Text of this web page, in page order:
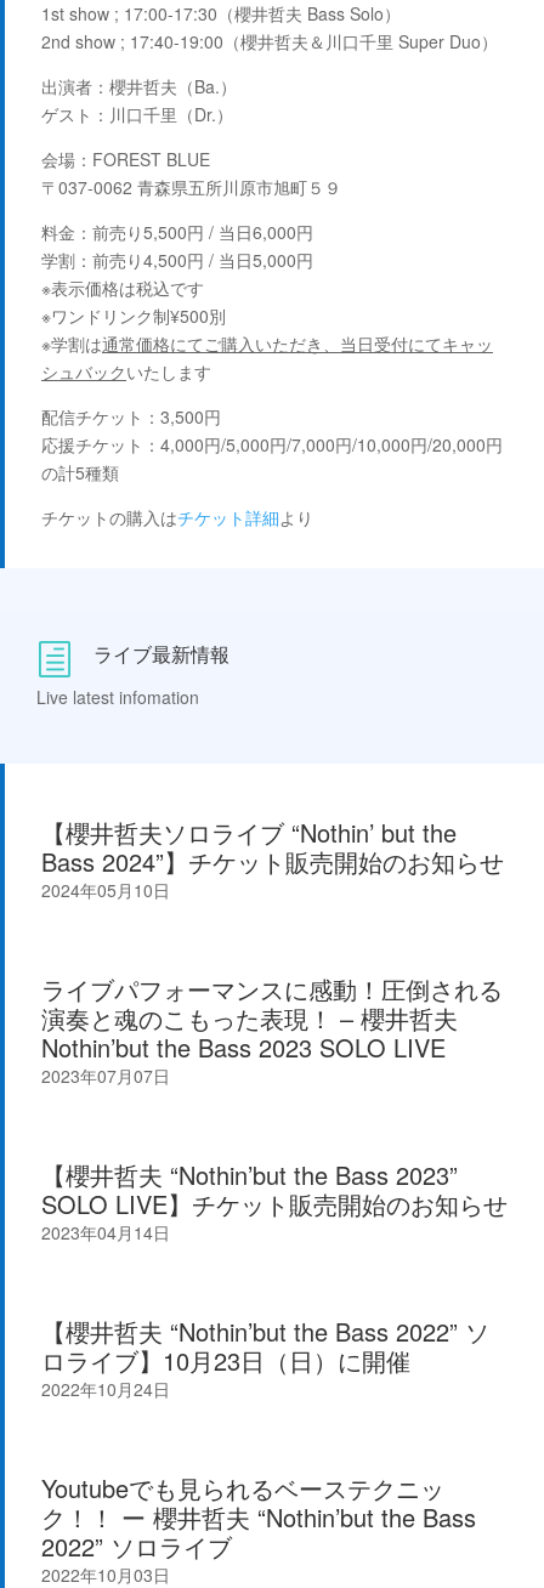
1st show ; 17:00-17:30（櫻井哲夫 Bass Solo）
2nd show ; 17:40-19:00（櫻井哲夫＆川口千里 Super Duo）
出演者： 櫻井哲夫（Ba.）
ゲスト：川口千里（Dr.）
会場： FOREST BLUE
〒037-0062 青森県五所川原市旭町５９
料金：前売り5,500円 / 当日6,000円
学割：前売り4,500円 / 当日5,000円
※表示価格は税込です
※ワンドリンク制¥500別
※学割は通常価格にてご購入いただき、当日受付にてキャッ
シュバックいたします
配信チケット：3,500円
応援チケット：4,000円/5,000円/7,000円/10,000円/20,000円
の計5種類
チケットの購入はチケット詳細より
h ライブ最新情報
Live latest infomation
【櫻井哲夫ソロライブ “Nothin’ but the
Bass 2024”】チケット販売開始のお知らせ
2024年05月10日
ライブパフォーマンスに感動！圧倒される
演奏と魂のこもった表現！ – 櫻井哲夫
Nothin’but the Bass 2023 SOLO LIVE
2023年07月07日
【櫻井哲夫 “Nothin’but the Bass 2023”
SOLO LIVE】チケット販売開始のお知らせ
2023年04月14日
【櫻井哲夫 “Nothin’but the Bass 2022” ソ
ロライブ】10月23日（日）に開催
2022年10月24日
Youtubeでも見られるベーステクニッ
ク！！ ー 櫻井哲夫 “Nothin’but the Bass
2022” ソロライブ
2022年10月03日